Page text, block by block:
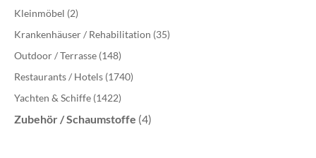
Kleinmöbel (2)
Krankenhäuser / Rehabilitation (35)
Outdoor / Terrasse (148)
Restaurants / Hotels (1740)
Yachten & Schiffe (1422)
Zubehör / Schaumstoffe (4)